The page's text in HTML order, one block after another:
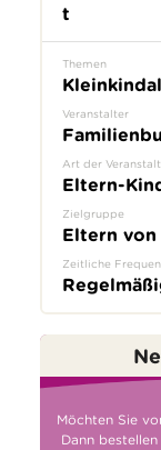
t
Themen
Veranstalter
Art der
Eltern-
Zielgruppe
Eltern
Zeitliche
Möchten Sie
Dann